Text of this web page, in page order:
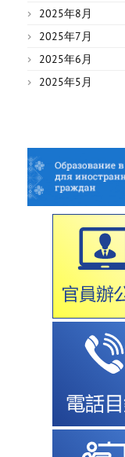
2025年8月
2025年7月
2025年6月
2025年5月